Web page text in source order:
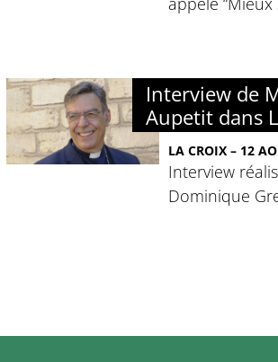
Interview de
Aupetit dans
LA CROIX – 12
Interview
Dominique